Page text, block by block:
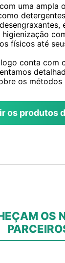
uma ampla
higienização
físicos até
conta com
os métodos
os produtos
OS